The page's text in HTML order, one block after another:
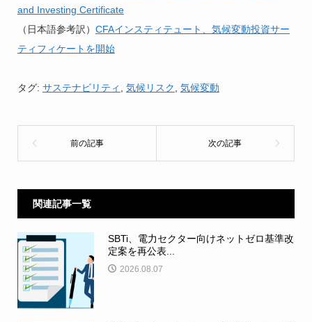
and Investing Certificate
（日本語参考訳） CFAインスティテュート、気候変動投資サー
ティフィケートを開始
タグ: サステナビリティ 気候リスク 気候変動
関連記事一覧
SBTi、電力セクター向けネットゼロ基準改
定案を再公表...
2026.08.07